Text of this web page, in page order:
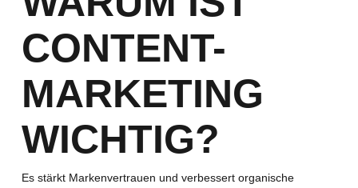
CONTENT-
MARKETING
WICHTIG?
Es stärkt Markenvertrauen und verbessert organische